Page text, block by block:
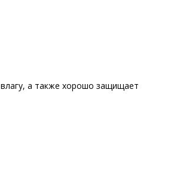
а также хорошо защищает